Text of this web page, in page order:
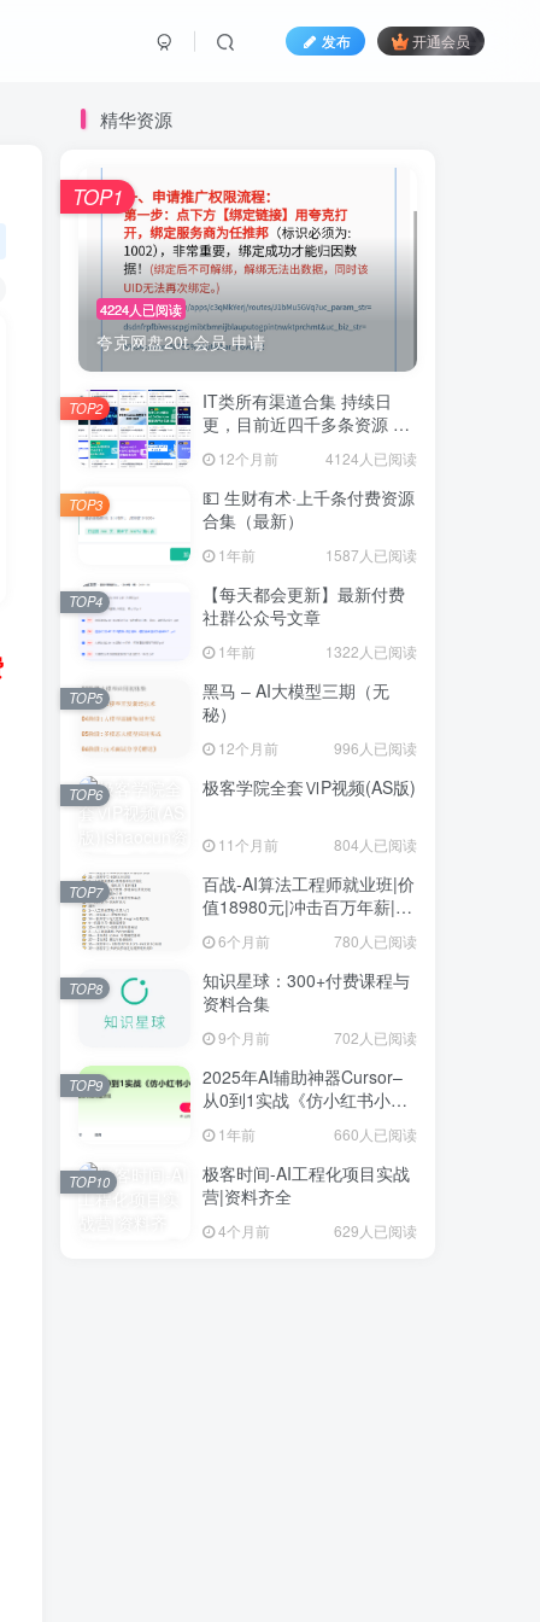
发布 开通会员
精华资源
4224人已阅读
夸克网盘20t 会员 申请
TOP1
IT类所有渠道合集 持续日
更，目前近四千多条资源 年
12个月前 4124人已阅读
TOP2
💵 生财有术·上千条付费资源
合集（最新）
1年前 1587人已阅读
TOP3
【每天都会更新】最新付费
社群公众号文章
1年前 1322人已阅读
TOP4
黑马 – AI大模型三期（无
秘）
12个月前 996人已阅读
TOP5
极客学院全套ⅥP视频(AS版)
11个月前 804人已阅读
TOP6
百战-AI算法工程师就业班|价
值18980元|冲击百万年薪|完
结无秘
6个月前 780人已阅读
TOP7
知识星球：300+付费课程与
资料合集
9个月前 702人已阅读
TOP8
2025年AI辅助神器Cursor–
从0到1实战《仿小红书小程
序》1年前 660人已阅读
TOP9
极客时间-AI工程化项目实战
营|资料齐全
4个月前 629人已阅读
TOP10